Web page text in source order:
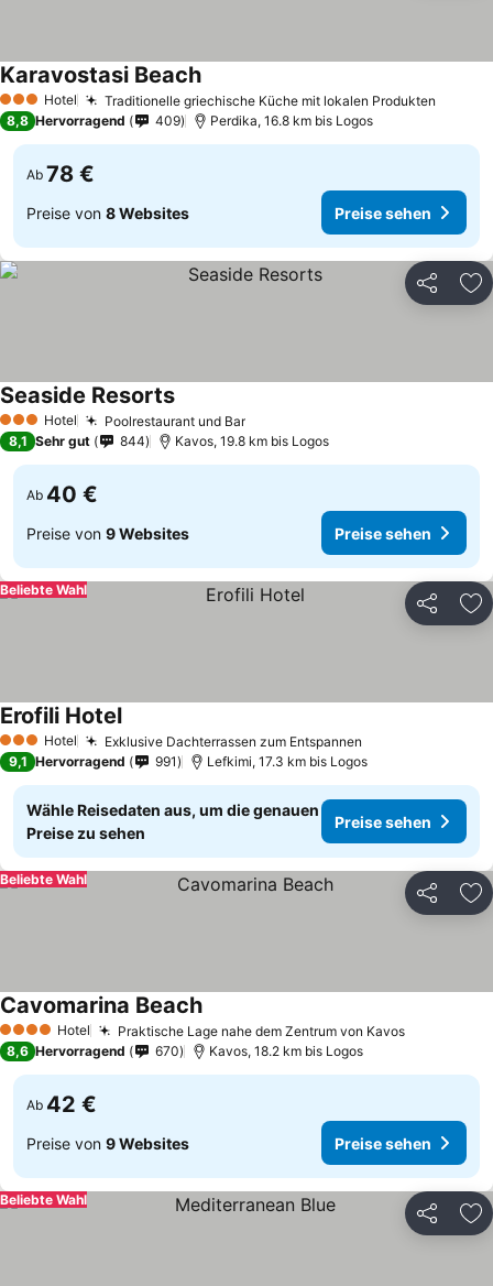
3 SterneHotel Traditionelle griechische Küche mit lokalen Produkten
Karavostasi Beach
8,8 Hervorragend 409 Perdika, 16.8 km bis Logos
Ab 78 €
Preise von 8 Websites Preise sehen
Teilen
3 SterneHotel Poolrestaurant und Bar
Seaside Resorts
8,1 Sehr gut 844 Kavos, 19.8 km bis Logos
Ab 40 €
Preise von 9 Websites Preise sehen
Teilen
Beliebte Wahl
3 SterneHotel Exklusive Dachterrassen zum Entspannen
Erofili Hotel
9,1 Hervorragend 991 Lefkimi, 17.3 km bis Logos
Wähle Reisedaten aus, um die genauen
Preise zu sehen
Preise sehen
Teilen
Beliebte Wahl
4 Sterne Hotel Praktische Lage nahe dem Zentrum von Kavos
Cavomarina Beach
8,6 Hervorragend 670 Kavos, 18.2 km bis Logos
Ab 42 €
Preise von 9 Websites Preise sehen
Teilen
Beliebte Wahl